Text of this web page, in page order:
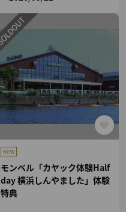
モンベル「カヤック体験Half
day 横浜しんやました」体験
特典